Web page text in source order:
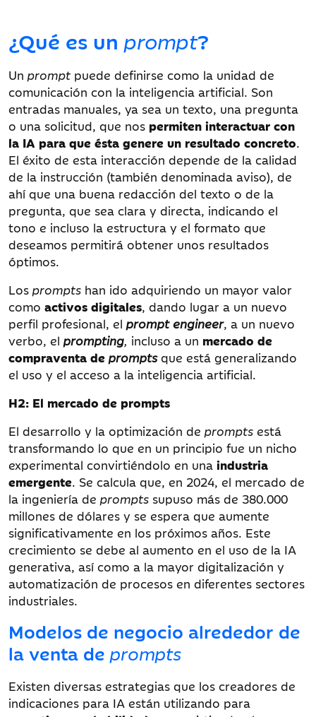
¿Qué es un prompt?
Un prompt puede definirse como la unidad de
comunicación con la inteligencia artificial. Son
entradas manuales, ya sea un texto, una pregunta
o una solicitud, que nos permiten interactuar con
la IA para que ésta genere un resultado concreto.
El éxito de esta interacción depende de la calidad
de la instrucción (también denominada aviso), de
ahí que una buena redacción del texto o de la
pregunta, que sea clara y directa, indicando el
tono e incluso la estructura y el formato que
deseamos permitirá obtener unos resultados
óptimos.
Los prompts han ido adquiriendo un mayor valor
como activos digitales, dando lugar a un nuevo
perfil profesional, el prompt engineer, a un nuevo
verbo, el prompting, incluso a un mercado de
compraventa de promptsque está generalizando
el uso y el acceso a la inteligencia artificial.
H2: El mercado de prompts
El desarrollo y la optimización de prompts está
transformando lo que en un principio fue un nicho
experimental convirtiéndolo en una industria
emergente. Se calcula que, en 2024, el mercado de
la ingeniería de prompts supuso más de 380.000
millones de dólares y se espera que aumente
significativamente en los próximos años. Este
crecimiento se debe al aumento en el uso de la IA
generativa, así como a la mayor digitalización y
automatización de procesos en diferentes sectores
industriales.
Modelos de negocio alrededor de
la venta de prompts
Existen diversas estrategias que los creadores de
indicaciones para IA están utilizando para